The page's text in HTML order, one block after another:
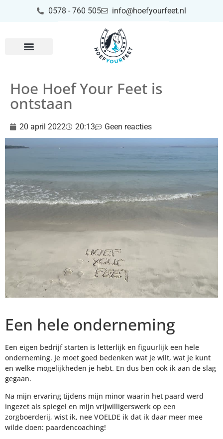
0578 - 760 505 info@hoefyourfeet.nl
Hoe Hoef Your Feet is
ontstaan
20 april 2022 20:13 Geen reacties
Een hele onderneming
Een eigen bedrijf starten is letterlijk en figuurlijk een hele
onderneming. Je moet goed bedenken wat je wilt, wat je kunt
en welke mogelijkheden je hebt. En dus ben ook ik aan de slag
gegaan.
Na mijn ervaring tijdens mijn minor waarin het paard werd
ingezet als spiegel en mijn vrijwilligerswerk op een
zorgboerderij, wist ik, nee VOELDE ik dat ik daar meer mee
wilde doen: paardencoaching!